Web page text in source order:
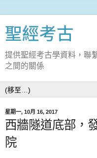
聖經考古
提供聖經考古學資料，聯
之間的關係
星期一, 10月 16, 2017
西牆隧道底部，
院